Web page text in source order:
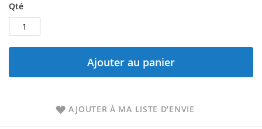
Qté
Ajouter au panier
AJOUTER À MA LISTE D’ENVIE